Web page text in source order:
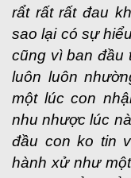
rẩt rất rất đau
sao lại có sự
cũng vì ban đầu
luôn luôn
một lúc con
nhu nhược lúc
đầu con ko tin
hành xử như